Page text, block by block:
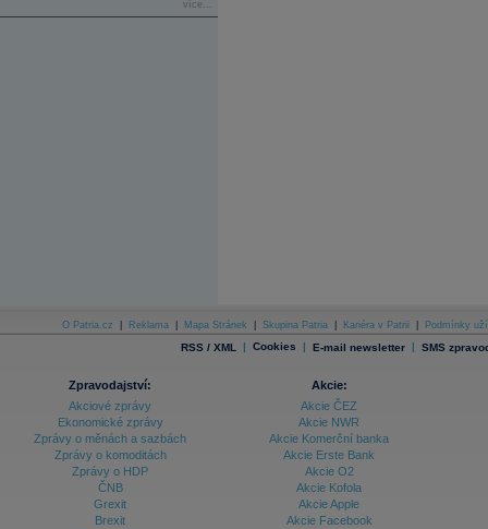
více...
O Patria.cz Reklama Mapa Stránek Skupina Patria Kariéra v Patrii Podmínky
RSS / XML | Cookies | E-mail newsletter | SMS
Zpravodajství:
Akciové zprávy
Ekonomické zprávy
Zprávy o měnách a sazbách
Zprávy o komoditách
Zprávy o HDP
ČNB
Grexit
Brexit
Akcie:
Akcie ČEZ
Akcie NWR
Akcie Komerční banka
Akcie Erste Bank
Akcie O2
Akcie Kofola
Akcie Apple
Akcie Facebook